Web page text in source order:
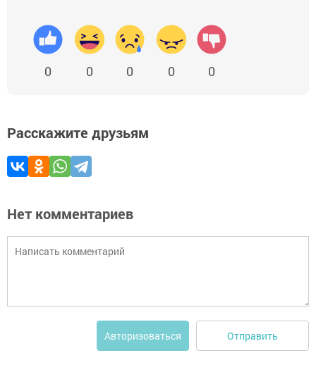
0 0 0 0 0
Расскажите друзьям
Нет комментариев
Авторизоваться Отправить